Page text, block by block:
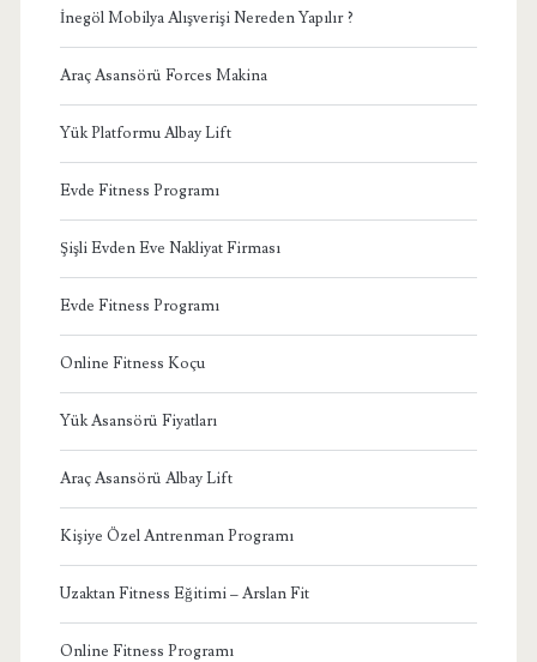
İnegöl Mobilya Alışverişi Nereden Yapılır ?
Araç Asansörü Forces Makina
Yük Platformu Albay Lift
Evde Fitness Programı
Şişli Evden Eve Nakliyat Firması
Evde Fitness Programı
Online Fitness Koçu
Yük Asansörü Fiyatları
Araç Asansörü Albay Lift
Kişiye Özel Antrenman Programı
Uzaktan Fitness Eğitimi – Arslan Fit
Online Fitness Programı